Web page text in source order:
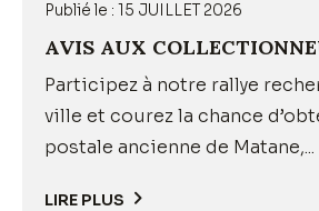
Publié le : 15 JUILLET 2026
AVIS AUX
Participez à notre rallye
ville et courez la chance
postale ancienne de Matane,...
LIRE PLUS